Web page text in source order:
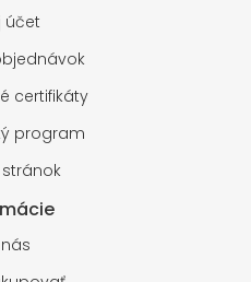
účet
certifikáty
program